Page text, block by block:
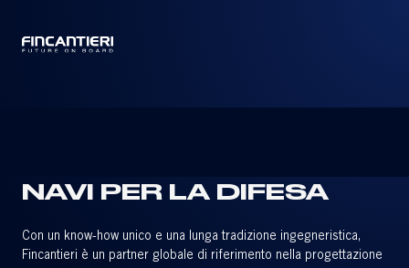
NAVI PER LA DIFESA
Con un know-how unico e una lunga tradizione ingegneristica,
Fincantieri è un partner globale di riferimento nella progettazione